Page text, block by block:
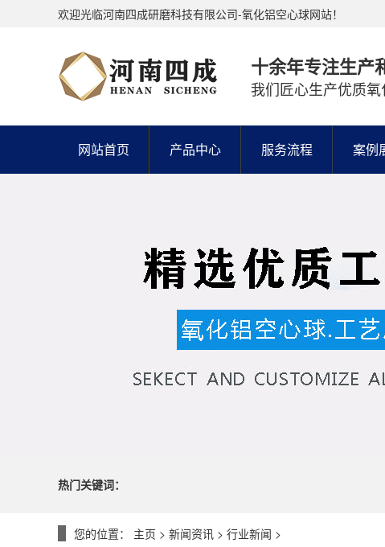
欢迎光临河南四成研磨科技有限公司-氧化铝空心球网站！
十余年专注生产
我们匠心生产优质
网站首页 产品中心 服务流程 案例
热门关键词：
您的位置： 主页 > 新闻资讯 > 行业新闻 >